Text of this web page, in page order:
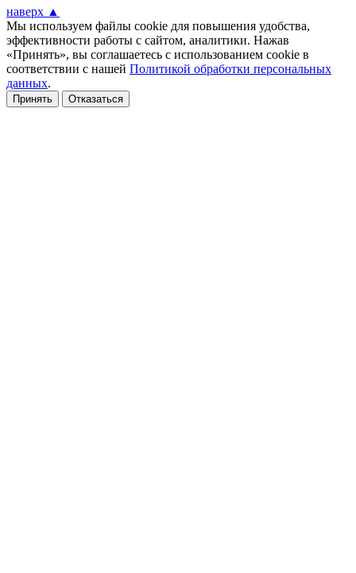
наверх ▲
Мы используем файлы cookie для повышения удобства,
эффективности работы с сайтом, аналитики. Нажав
«Принять», вы соглашаетесь с использованием cookie в
соответствии с нашей Политикой обработки персональных
данных.
Принять Отказаться